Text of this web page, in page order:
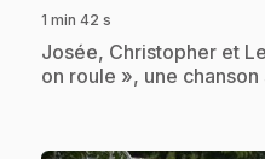
1 min 42 s
.Josée, Christopher et
on roule », une